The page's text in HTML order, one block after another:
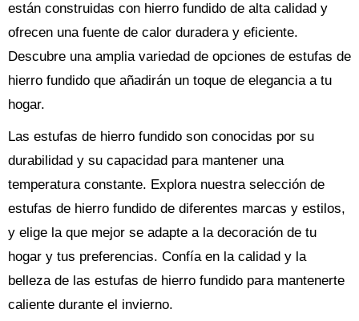
están construidas con hierro fundido de alta calidad y
ofrecen una fuente de calor duradera y eficiente.
Descubre una amplia variedad de opciones de estufas de
hierro fundido que añadirán un toque de elegancia a tu
hogar.
Las estufas de hierro fundido son conocidas por su
durabilidad y su capacidad para mantener una
temperatura constante. Explora nuestra selección de
estufas de hierro fundido de diferentes marcas y estilos,
y elige la que mejor se adapte a la decoración de tu
hogar y tus preferencias. Confía en la calidad y la
belleza de las estufas de hierro fundido para mantenerte
caliente durante el invierno.